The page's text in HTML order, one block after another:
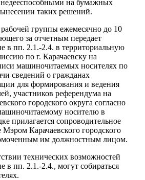
на бумажных
таких решений.
группы ежемесячно до 10
за отчетным передает
в пп. 2.1.-2.4. в территориальную
по г. Карачаевску на
машиночитаемых носителях по
сведений о гражданах
для формирования и ведения
участников референдума на
городского округа согласно
носителю в
прилагается сопроводительное
Мэром Карачаевского городского
им должностным лицом.
технических возможностей
в пп. 2.1.-2.4., могут собираться